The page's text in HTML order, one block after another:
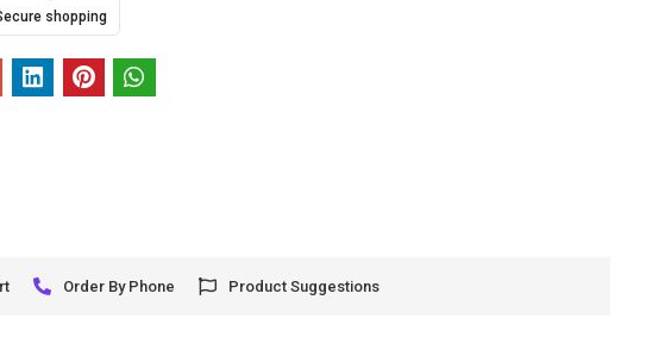
shopping
Order By Phone Product Suggestions